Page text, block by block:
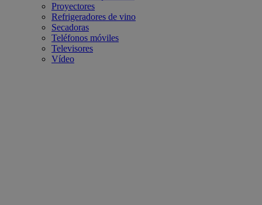
Proyectores
Refrigeradores de vino
Secadoras
Teléfonos móviles
Televisores
Vídeo